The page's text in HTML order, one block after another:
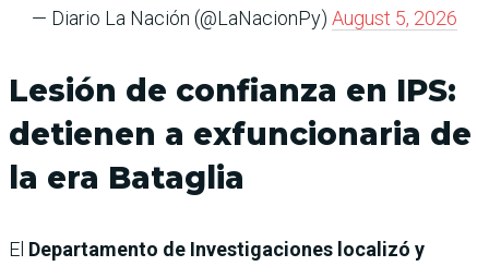
— Diario La Nación (@LaNacionPy) August 5, 2026
Lesión de confianza en IPS:
detienen a exfuncionaria de
la era Bataglia
El Departamento de Investigaciones localizó y